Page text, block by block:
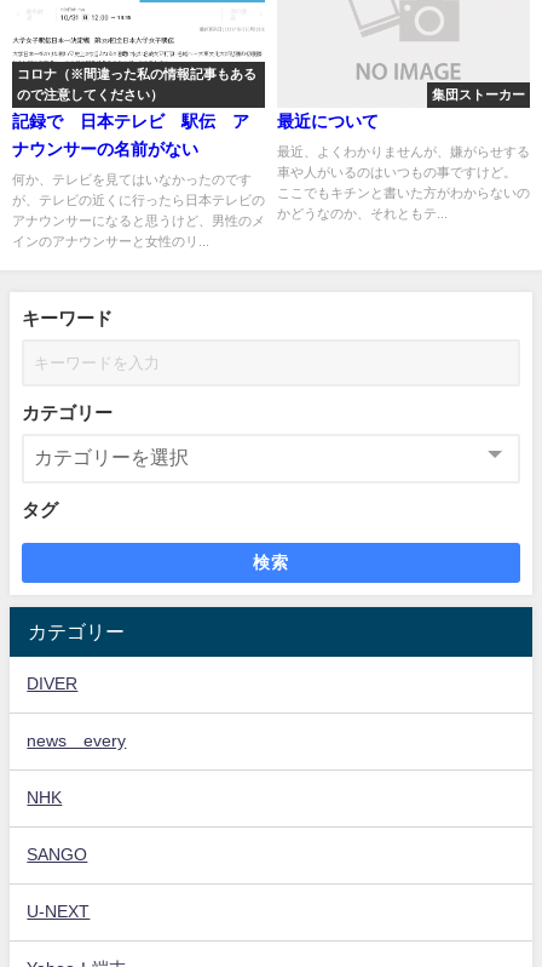
コロナ（※間違った私の情報記事もある
ので注意してください）
記録で 日本テレビ 駅伝 ア
ナウンサーの名前がない
何か、テレビを見てはいなかったのです
が、テレビの近くに行ったら日本テレビの
アナウンサーになると思うけど、男性のメ
インのアナウンサーと女性のリ...
集団ストーカー
最近について
最近、よくわかりませんが、嫌がらせする
車や人がいるのはいつもの事ですけど。
ここでもキチンと書いた方がわからないの
かどうなのか、それともテ...
キーワード
カテゴリー
タグ
検索
カテゴリー
DIVER
news every
NHK
SANGO
U-NEXT